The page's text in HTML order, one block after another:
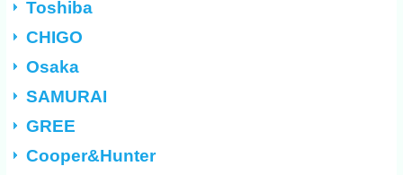
Toshiba
CHIGO
Osaka
SAMURAI
GREE
Cooper&Hunter